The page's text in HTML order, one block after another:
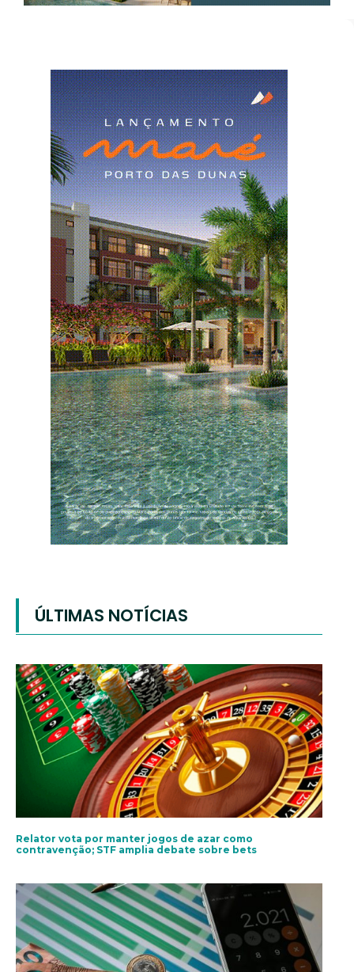
ÚLTIMAS NOTÍCIAS
Relator vota por manter jogos de azar como
contravenção; STF amplia debate sobre bets